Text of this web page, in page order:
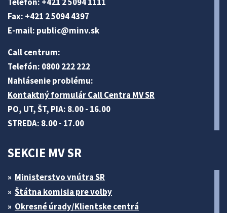
Telefón: +421 2 5094 1111
Fax: +421 2 5094 4397
E-mail: public@minv.sk
Call centrum:
Telefón: 0800 222 222
Nahlásenie problému:
Kontaktný formulár Call Centra MV SR
PO, UT, ŠT, PIA: 8.00 - 16.00
STREDA: 8.00 - 17.00
SEKCIE MV SR
Ministerstvo vnútra SR
Štátna komisia pre volby
Okresné úrady/Klientske centrá